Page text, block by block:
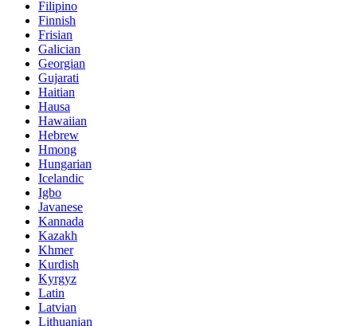
Filipino
Finnish
Frisian
Galician
Georgian
Gujarati
Haitian
Hausa
Hawaiian
Hebrew
Hmong
Hungarian
Icelandic
Igbo
Javanese
Kannada
Kazakh
Khmer
Kurdish
Kyrgyz
Latin
Latvian
Lithuanian